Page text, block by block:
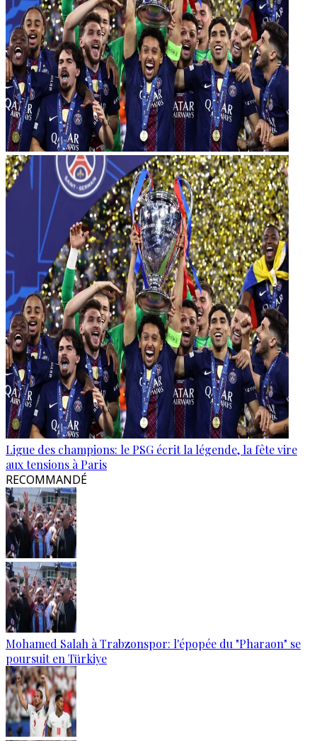
Ligue des champions: le PSG écrit la légende, la fête vire
aux tensions à Paris
RECOMMANDÉ
Mohamed Salah à Trabzonspor: l'épopée du "Pharaon" se
poursuit en Türkiye